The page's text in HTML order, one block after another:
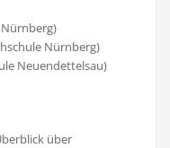
Nürnberg)
Neuendettelsau)
über